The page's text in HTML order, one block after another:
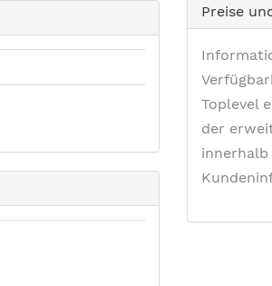
Preise
Toplevel
der
innerhalb